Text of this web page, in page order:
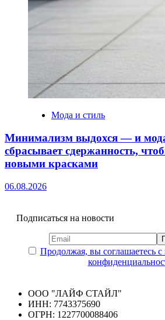
Мода и стиль
Минимализм выдохся — и
сбрасывает сдержанность,
новыми красками
06.08.2026
Подписаться на новости
Продолжая, вы соглашаетесь
ООО "ЛАЙФ СТАЙЛ"
ИНН: 7743375690
ОГРН: 1227700088406